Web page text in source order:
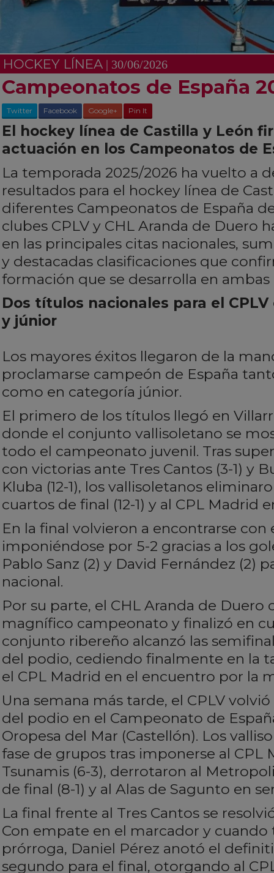
HOCKEY LÍNEA | 30/06/2026
Campeonatos de España
Twitter Facebook Google+ Pin It
El hockey línea de Castilla y León
actuación en los Campeonatos de
La temporada 2025/2026 ha vuelto a
resultados para el hockey línea de
diferentes Campeonatos de España
clubes CPLV y CHL Aranda de Duero
en las principales citas nacionales,
y destacadas clasificaciones que
formación que se desarrolla en
Dos títulos nacionales para el
y júnior
Los mayores éxitos llegaron de la
proclamarse campeón de España
como en categoría júnior.
El primero de los títulos llegó en
donde el conjunto vallisoletano se
todo el campeonato juvenil. Tras
con victorias ante Tres Cantos (3-1) y
Kluba (12-1), los vallisoletanos
cuartos de final (12-1) y al CPL Madrid
En la final volvieron a encontrarse con
imponiéndose por 5-2 gracias a los
Pablo Sanz (2) y David Fernández (2)
nacional.
Por su parte, el CHL Aranda de
magnífico campeonato y finalizó en
conjunto ribereño alcanzó las
del podio, cediendo finalmente en la
el CPL Madrid en el encuentro por la
Una semana más tarde, el CPLV
del podio en el Campeonato de
Oropesa del Mar (Castellón). Los
fase de grupos tras imponerse al CPL
Tsunamis (6-3), derrotaron al
de final (8-1) y al Alas de Sagunto en
La final frente al Tres Cantos se
Con empate en el marcador y
prórroga, Daniel Pérez anotó el
segundo para el final, otorgando al